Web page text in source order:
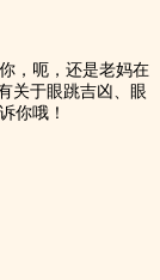
，呃，还是老妈在
关于眼跳吉凶、眼
你哦！